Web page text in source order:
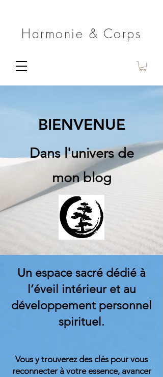
Harmonie & Corps
BIENVENUE
Dans l'univers de
mon blog
Un espace sacré dédié à
l’éveil intérieur et au
développement personnel
spirituel.
Vous y trouverez des clés pour vous
reconnecter à votre essence, avancer